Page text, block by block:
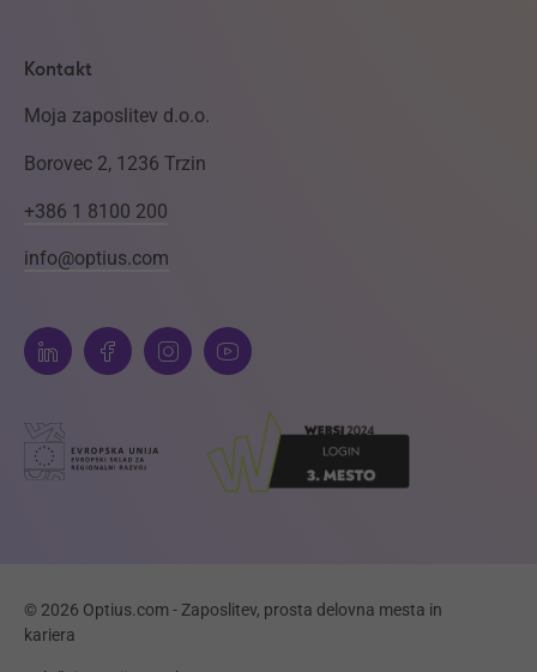
Kontakt
Moja zaposlitev d.o.o.
Borovec 2, 1236 Trzin
+386 1 8100 200
info@optius.com
© 2026 Optius.com - Zaposlitev, prosta delovna mesta in
kariera